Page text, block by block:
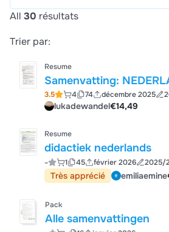
All 30 résultats
Trier par:
Resume
Samenvatting:
3.5 4 74 décembre 2025
lukadewandel€14,49
Resume
didactiek nederlands
- 1 45 février 2026 2025/
Très apprécié emiliaemine
Pack
Alle samenvattingen